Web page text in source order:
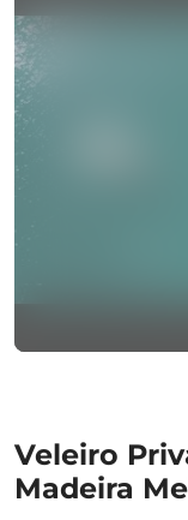
Veleiro
Madeira